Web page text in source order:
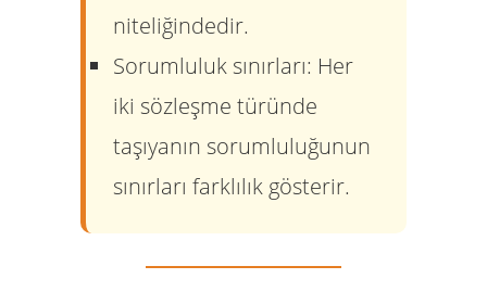
niteliğindedir.
Sorumluluk sınırları: Her
iki sözleşme türünde
taşıyanın sorumluluğunun
sınırları farklılık gösterir.